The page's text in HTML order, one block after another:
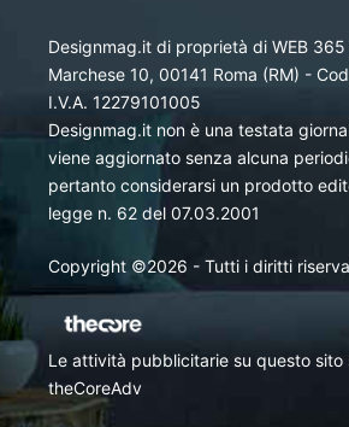
Designmag.it di proprietà di WEB 365
Marchese 10, 00141 Roma (RM) -
I.V.A. 12279101005
Designmag.it non è una testata
viene aggiornato senza alcuna
pertanto considerarsi un prodotto
legge n. 62 del 07.03.2001
Copyright ©2026 - Tutti i diritti
Le attività pubblicitarie su questo sito
theCoreAdv